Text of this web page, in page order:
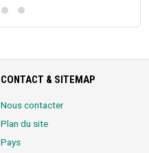
CONTACT & SITEMAP
Nous contacter
Plan du site
Pays